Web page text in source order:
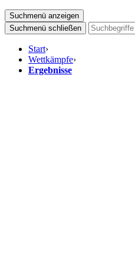
Suchmenü anzeigen
Suchmenü schließen
Start›
Wettkämpfe›
Ergebnisse